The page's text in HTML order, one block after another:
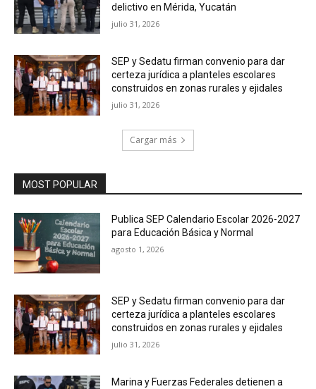
delictivo en Mérida, Yucatán
julio 31, 2026
SEP y Sedatu firman convenio para dar
certeza jurídica a planteles escolares
construidos en zonas rurales y ejidales
julio 31, 2026
Cargar más
MOST POPULAR
Publica SEP Calendario Escolar 2026-2027
para Educación Básica y Normal
agosto 1, 2026
SEP y Sedatu firman convenio para dar
certeza jurídica a planteles escolares
construidos en zonas rurales y ejidales
julio 31, 2026
Marina y Fuerzas Federales detienen a